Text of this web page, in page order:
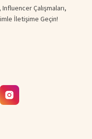
Çalışmaları,
İletişime Geçin!